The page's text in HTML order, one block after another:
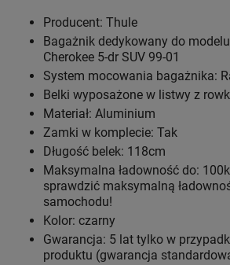
Producent: Thule
Bagażnik dedykowany do
Cherokee 5-dr SUV 99-01
System mocowania bagażnika:
Belki wyposażone w listwy z
Materiał: Aluminium
Zamki w komplecie: Tak
Długość belek: 118cm
Maksymalna ładowność do:
sprawdzić maksymalną
samochodu!
Kolor: czarny
Gwarancja: 5 lat tylko w
produktu (gwarancja